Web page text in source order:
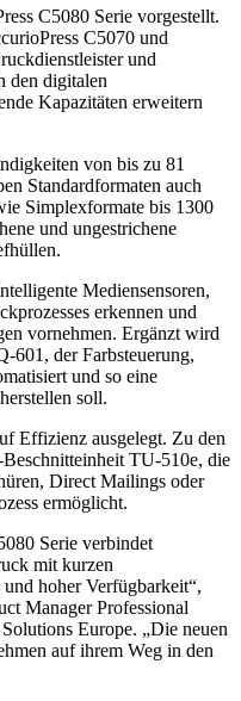
C5080 Serie vorgestellt.
C5070 und
und
den digitalen
Kapazitäten erweitern
von bis zu 81
Standardformaten auch
Simplexformate bis 1300
und ungestrichene
Mediensensoren,
erkennen und
vornehmen. Ergänzt wird
601, der Farbsteuerung,
und so eine
soll.
Effizienz ausgelegt. Zu den
TU-510e, die
Direct Mailings oder
ermöglicht.
Serie verbindet
mit kurzen
hoher Verfügbarkeit“,
Manager Professional
Europe. „Die neuen
auf ihrem Weg in den